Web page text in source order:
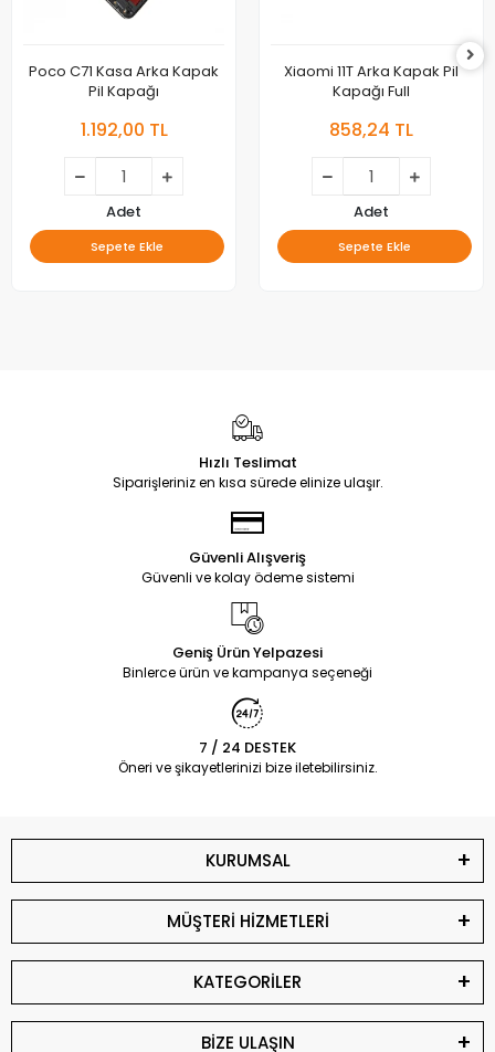
Poco C71 Kasa Arka Kapak
Pil Kapağı
1.192,00 TL
Adet
Sepete Ekle
Xiaomi 11T Arka Kapak Pil
Kapağı Full
858,24 TL
Adet
Sepete Ekle
Hızlı Teslimat
Siparişleriniz en kısa sürede elinize ulaşır.
Güvenli Alışveriş
Güvenli ve kolay ödeme sistemi
Geniş Ürün Yelpazesi
Binlerce ürün ve kampanya seçeneği
7 / 24 DESTEK
Öneri ve şikayetlerinizi bize iletebilirsiniz.
KURUMSAL
MÜŞTERİ HİZMETLERİ
KATEGORİLER
BİZE ULAŞIN